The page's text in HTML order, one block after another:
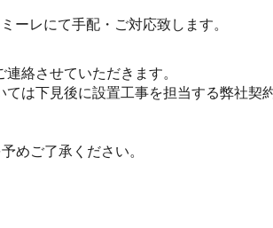
ーレにて手配・ご対応致します。
絡させていただきます。
は下見後に設置工事を担当する弊社契
めご了承ください。